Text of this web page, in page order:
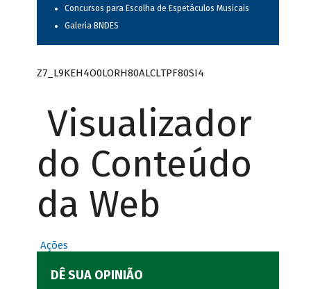
Concursos para Escolha de Espetáculos Musicais
Galeria BNDES
Z7_L9KEH4O0LORH80ALCLTPF80SI4
Visualizador
do Conteúdo
da Web
Ações
DÊ SUA OPINIÃO